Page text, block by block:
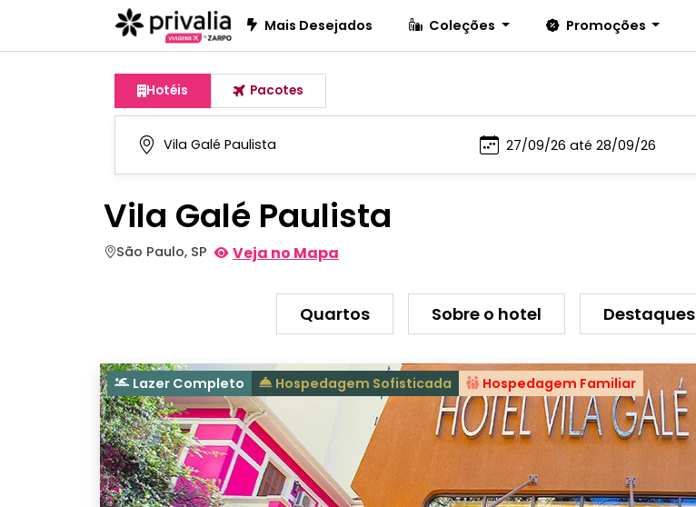
Mais Desejados Coleções Promoções
Hotéis Pacotes
Vila Galé Paulista
São Paulo, SP Veja no Mapa
Quartos Sobre o hotel Destaques
Lazer Completo Hospedagem Sofisticada Hospedagem Familiar